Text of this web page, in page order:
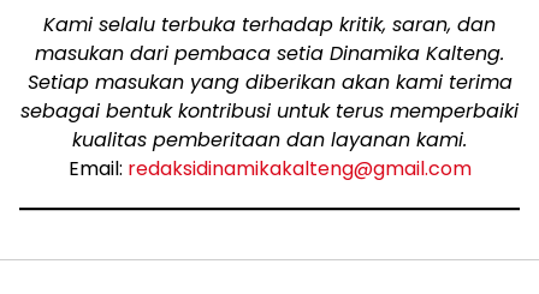
Kami selalu terbuka terhadap kritik, saran, dan
masukan dari pembaca setia Dinamika Kalteng.
Setiap masukan yang diberikan akan kami terima
sebagai bentuk kontribusi untuk terus memperbaiki
kualitas pemberitaan dan layanan kami.
Email: redaksidinamikakalteng@gmail.com